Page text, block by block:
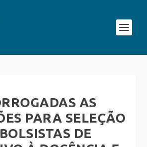
AS
PARA SELEÇÃO
DE